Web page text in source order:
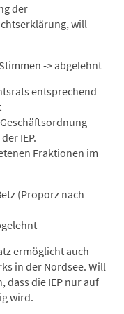
der
will
-> abgelehnt
entsprechend
IEP.
Fraktionen im
(Proporz nach
ermöglicht auch
in der Nordsee. Will
dass die IEP nur auf
wird.